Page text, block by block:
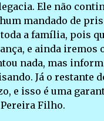
Ele não
mandado de
a família, pois
e ainda iremos
nada, mas
Já o restante
e isso é uma
Filho.